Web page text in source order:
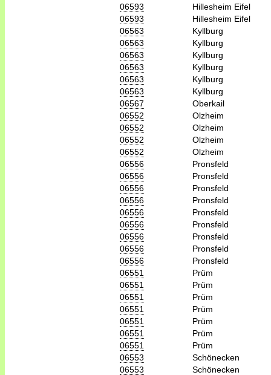
06593
Hillesheim Eifel
06593
Hillesheim Eifel
06563
Kyllburg
06563
Kyllburg
06563
Kyllburg
06563
Kyllburg
06563
Kyllburg
06563
Kyllburg
06567
Oberkail
06552
Olzheim
06552
Olzheim
06552
Olzheim
06552
Olzheim
06556
Pronsfeld
06556
Pronsfeld
06556
Pronsfeld
06556
Pronsfeld
06556
Pronsfeld
06556
Pronsfeld
06556
Pronsfeld
06556
Pronsfeld
06556
Pronsfeld
06551
Prüm
06551
Prüm
06551
Prüm
06551
Prüm
06551
Prüm
06551
Prüm
06551
Prüm
06553
Schönecken
06553
Schönecken